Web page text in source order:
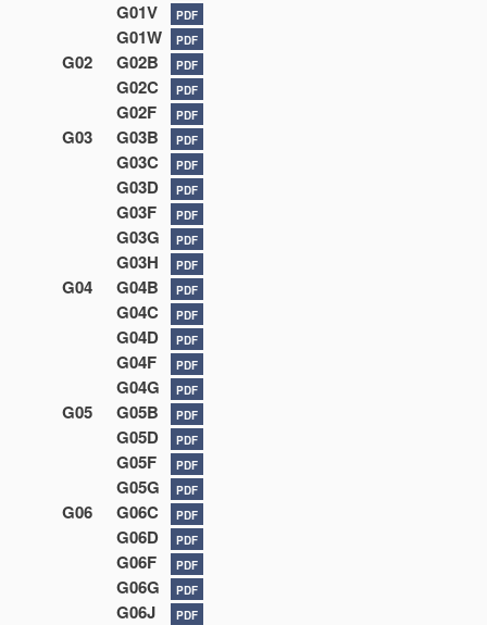
G01V PDF
G01W PDF
G02 G02B PDF
G02C PDF
G02F PDF
G03 G03B PDF
G03C PDF
G03D PDF
G03F PDF
G03G PDF
G03H PDF
G04 G04B PDF
G04C PDF
G04D PDF
G04F PDF
G04G PDF
G05 G05B PDF
G05D PDF
G05F PDF
G05G PDF
G06 G06C PDF
G06D PDF
G06F PDF
G06G PDF
G06J PDF